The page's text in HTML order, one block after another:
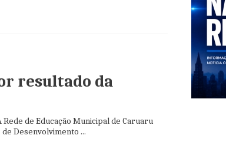
resultado da
de Educação Municipal de Caruaru
Desenvolvimento ...